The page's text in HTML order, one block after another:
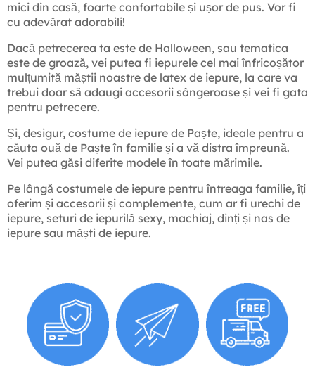
mici din casă, foarte confortabile și ușor de pus. Vor fi
cu adevărat adorabili!
Dacă petrecerea ta este de Halloween, sau tematica
este de groază, vei putea fi iepurele cel mai înfricoșător
mulțumită măștii noastre de latex de iepure, la care va
trebui doar să adaugi accesorii sângeroase și vei fi gata
pentru petrecere.
Și, desigur, costume de iepure de Paște, ideale pentru a
căuta ouă de Paște în familie și a vă distra împreună.
Vei putea găsi diferite modele în toate mărimile.
Pe lângă costumele de iepure pentru întreaga familie, îți
oferim și accesorii și complemente, cum ar fi urechi de
iepure, seturi de iepurilă sexy, machiaj, dinți și nas de
iepure sau măști de iepure.